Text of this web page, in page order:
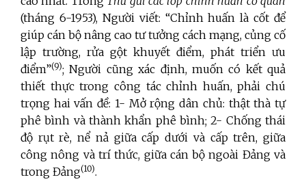
(tháng 6-1953), Người viết: “Chỉnh huấn là cốt để
giúp cán bộ nâng cao tư tưởng cách mạng, củng cố
lập trường, rửa gột khuyết điểm, phát triển ưu
điểm”(9); Người cũng xác định, muốn có kết quả
thiết thực trong công tác chỉnh huấn, phải chú
trọng hai vấn đề: 1- Mở rộng dân chủ: thật thà tự
phê bình và thành khẩn phê bình; 2- Chống thái
độ rụt rè, nể nả giữa cấp dưới và cấp trên, giữa
công nông và trí thức, giữa cán bộ ngoài Đảng và
trong Đảng(10).